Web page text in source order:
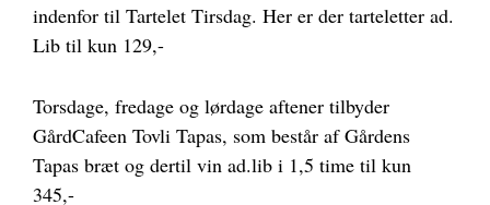
indenfor til Tartelet Tirsdag. Her er der tarteletter ad.
Lib til kun 129,-
Torsdage, fredage og lørdage aftener tilbyder
GårdCafeen Tovli Tapas, som består af Gårdens
Tapas bræt og dertil vin ad.lib i 1,5 time til kun
345,-